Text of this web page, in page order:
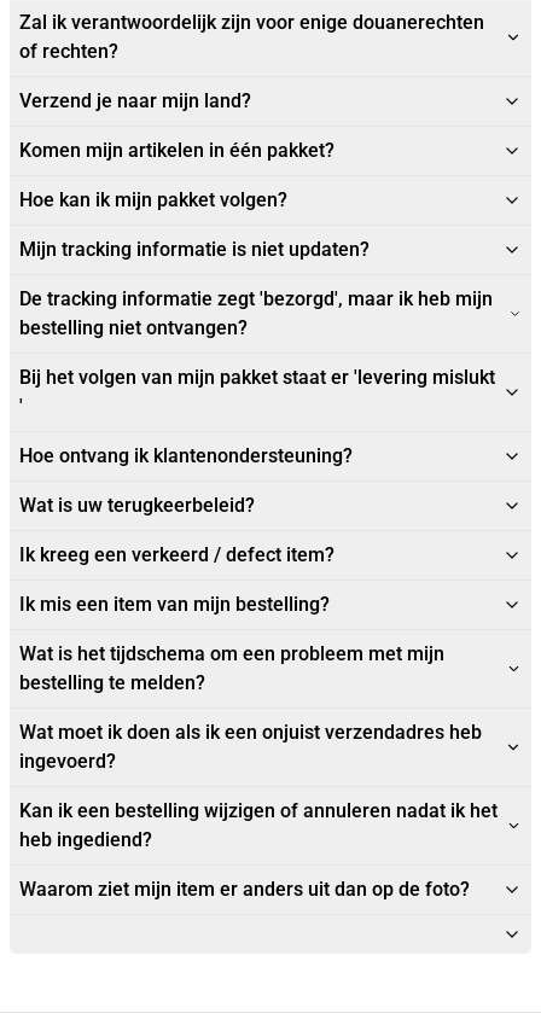
Zal ik verantwoordelijk zijn voor enige douanerechten
of rechten?
Verzend je naar mijn land?
Komen mijn artikelen in één pakket?
Hoe kan ik mijn pakket volgen?
Mijn tracking informatie is niet updaten?
De tracking informatie zegt 'bezorgd', maar ik heb mijn
bestelling niet ontvangen?
Bij het volgen van mijn pakket staat er 'levering mislukt
'
Hoe ontvang ik klantenondersteuning?
Wat is uw terugkeerbeleid?
Ik kreeg een verkeerd / defect item?
Ik mis een item van mijn bestelling?
Wat is het tijdschema om een probleem met mijn
bestelling te melden?
Wat moet ik doen als ik een onjuist verzendadres heb
ingevoerd?
Kan ik een bestelling wijzigen of annuleren nadat ik het
heb ingediend?
Waarom ziet mijn item er anders uit dan op de foto?